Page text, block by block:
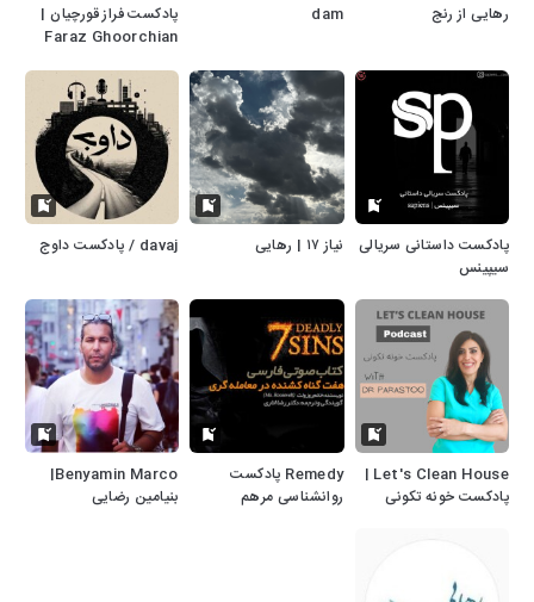
رهایی از رنج dam
پادکست فراز قورچیان |
Faraz Ghoorchian
پادکست داستانی سریالی
سیپینس
نیاز ۱۷ | رهایی davaj / پادکست داوج
Let's Clean House |
پادکست خونه تکونی
Remedy پادکست
روانشناسی مرهم
Benyamin Marco|
بنیامین رضایی